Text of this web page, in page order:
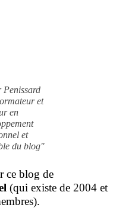
et
en
et
du blog"
ce blog de
(qui existe de 2004 et